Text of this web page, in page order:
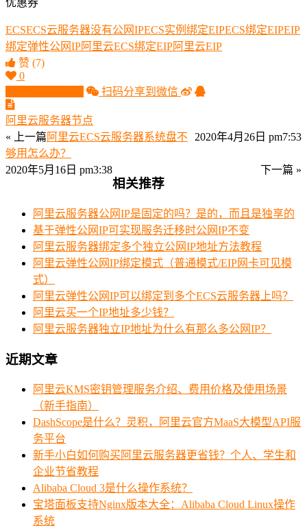
ECSECS云服务器没有公网IPECS实例绑定EIPECS绑定EIPEIP
绑定弹性公网IP阿里云ECS绑定EIP阿里云EIP
赞 (7)
0
扫码分享到微信
阿里云服务器节点
« 上一篇
2020年4月26日 pm7:53
阿里云ECS云服务器系统盘不
够用怎么办？
下一篇 »
2020年5月16日 pm3:38
相关推荐
阿里云服务器公网IP是固定的吗？是的，而且是独享的
基于弹性公网IP可实现服务迁移时公网IP不变
阿里云服务器绑定多个独立公网IP地址方法教程
阿里云弹性公网IP绑定模式（普通模式/EIP网卡可见模
式）
阿里云弹性公网IP可以绑定到多个ECS云服务器上吗？
阿里云买一个IP地址多少钱？
阿里云服务器独立IP地址为什么有那么多公网IP？
近期文章
阿里云KMS密钥管理服务介绍、费用价格及使用场景
（新手指南）
DashScope是什么？灵积，阿里云官方MaaS大模型API服
务平台
新手小白如何购买阿里云服务器更省钱？个人、学生和
企业节省教程
Alibaba Cloud 3是什么操作系统？
宝塔面板支持Nginx版本大全：Alibaba Cloud Linux操作
系统